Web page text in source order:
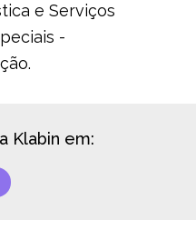
e Serviços
-
Klabin em: